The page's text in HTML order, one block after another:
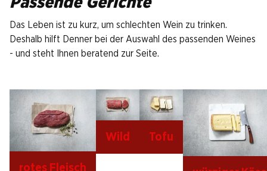
Das Leben ist zu kurz, um schlechten Wein zu trinken.
Deshalb hilft Denner bei der Auswahl des passenden Weines
- und steht Ihnen beratend zur Seite.
rotes Fleisch
Wild Tofu